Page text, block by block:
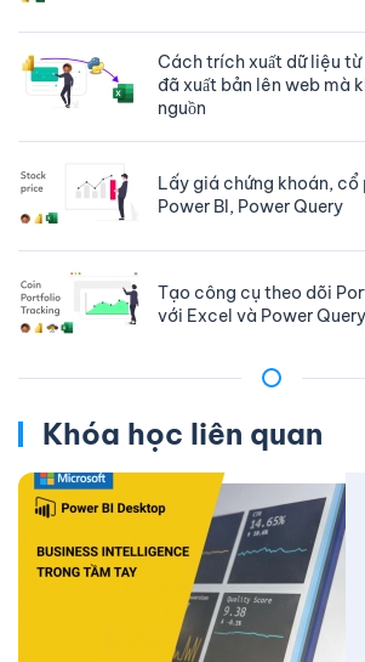
Cách trích xuất dữ liệu từ
đã xuất bản lên web mà
nguồn
Lấy giá chứng khoán, cổ
Power BI, Power Query
Tạo công cụ theo dõi
với Excel và Power Query
Khóa học liên quan